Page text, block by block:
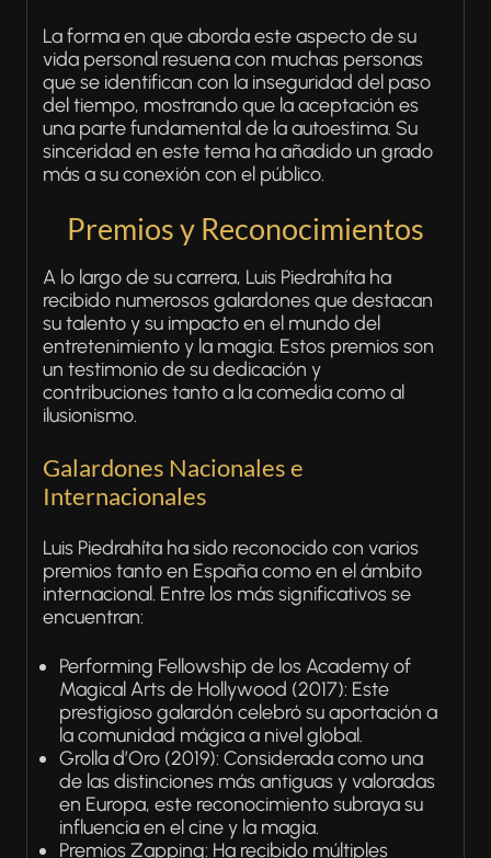
La forma en que aborda este aspecto de su
vida personal resuena con muchas personas
que se identifican con la inseguridad del paso
del tiempo, mostrando que la aceptación es
una parte fundamental de la autoestima. Su
sinceridad en este tema ha añadido un grado
más a su conexión con el público.
Premios y Reconocimientos
A lo largo de su carrera, Luis Piedrahíta ha
recibido numerosos galardones que destacan
su talento y su impacto en el mundo del
entretenimiento y la magia. Estos premios son
un testimonio de su dedicación y
contribuciones tanto a la comedia como al
ilusionismo.
Galardones Nacionales e
Internacionales
Luis Piedrahíta ha sido reconocido con varios
premios tanto en España como en el ámbito
internacional. Entre los más significativos se
encuentran:
Performing Fellowship de los Academy of
Magical Arts de Hollywood (2017): Este
prestigioso galardón celebró su aportación a
la comunidad mágica a nivel global.
Grolla d’Oro (2019): Considerada como una
de las distinciones más antiguas y valoradas
en Europa, este reconocimiento subraya su
influencia en el cine y la magia.
Premios Zapping: Ha recibido múltiples